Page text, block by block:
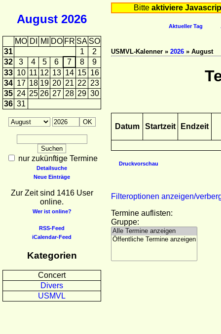
August 2026
MO DI MI DO FR SA SO
31
1
2
32
3 4 5 6 7 8
9
33 10 11 12 13 14 15 16
34 17 18 19 20 21 22 23
35 24 25 26 27 28 29 30
36 31
nur zukünftige Termine
Detailsuche
Neue Einträge
Zur Zeit sind 1416 User
online.
Wer ist online?
RSS-Feed
iCalendar-Feed
Kategorien
Concert
Divers
USMVL
Bitte aktiviere
Aktueller Tag
USMVL-Kalenner » 2026 » August
Datum Startzeit Endzeit
Druckvorschau
Filteroptionen anzeigen/
Termine auflisten:
Gruppe: